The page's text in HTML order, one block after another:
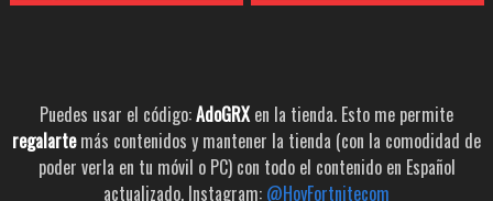
Puedes usar el código:AdoGRXen la tienda. Esto me permite
regalartemás contenidos y mantener la tienda (con la comodidad de
poder verla en tu móvil o PC) con todo el contenido en Español
actualizado. Instagram: @HoyFortnitecom